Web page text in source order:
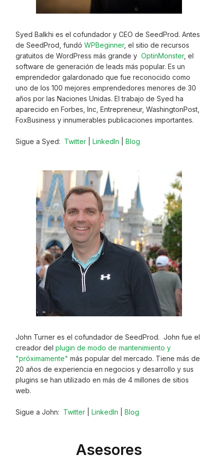
Syed Balkhi es el cofundador y CEO de SeedProd. Antes
de SeedProd, fundó WPBeginner, el sitio de recursos
gratuitos de WordPress más grande y OptinMonster, el
software de generación de leads más popular. Es un
emprendedor galardonado que fue reconocido como
uno de los 100 mejores emprendedores menores de 30
años por las Naciones Unidas. El trabajo de Syed ha
aparecido en Forbes, Inc, Entrepreneur, WashingtonPost,
FoxBusiness y innumerables publicaciones importantes.
Sigue a Syed: Twitter LinkedIn Blog
John Turner es el cofundador de SeedProd. John fue el
creador del plugin de modo de mantenimiento y
"próximamente" más popular del mercado. Tiene más de
20 años de experiencia en negocios y desarrollo y sus
plugins se han utilizado en más de 4 millones de sitios
web.
Sigue a John: Twitter LinkedIn Blog
Asesores